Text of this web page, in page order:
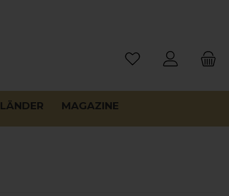
LÄNDER MAGAZINE